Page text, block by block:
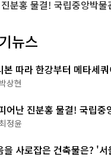
분홍 물결! 국립중앙박물
뉴스
본 따라 한강부터 메타세
15코스
상현
어난 진분홍 물결! 국립중
정윤
을 사로잡은 건축물은? '